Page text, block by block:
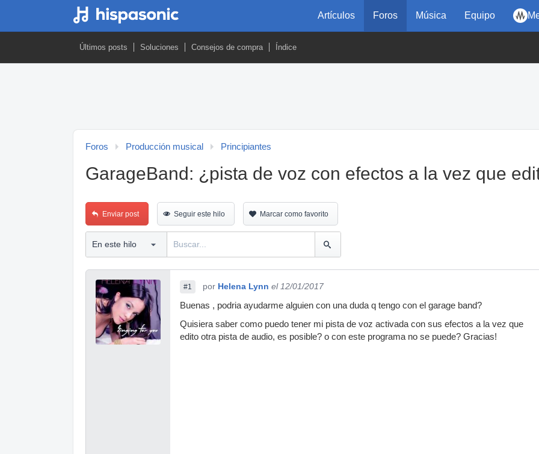
Artículos Foros Música Equipo
Últimos posts Soluciones Consejos de compra Índice
Foros Producción musical Principiantes
GarageBand: ¿pista de voz con efectos a la vez que
Enviar post Seguir este hilo Marcar como favorito
#1 por Helena Lynn el 12/01/2017
Buenas , podria ayudarme alguien con una duda q tengo con el garage band?
Quisiera saber como puedo tener mi pista de voz activada con sus efectos a la vez que
edito otra pista de audio, es posible? o con este programa no se puede? Gracias!